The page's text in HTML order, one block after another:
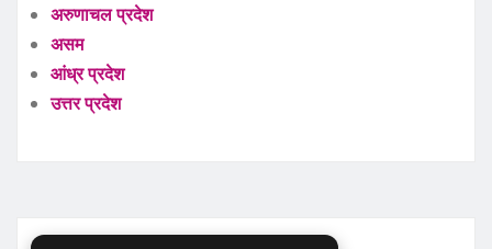
अरुणाचल प्रदेश
असम
आंध्र प्रदेश
उत्तर प्रदेश